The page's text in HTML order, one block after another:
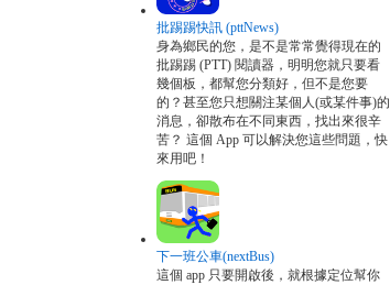
批踢踢快訊 (pttNews)
身為鄉民的您，是不是常常覺得現在的
批踢踢 (PTT) 閱讀器，明明您就只要看
幾個板，都幫您分類好，但不是您要
的？甚至您只想關注某個人(或某件事)的
消息，卻散布在不同東西，找出來很辛
苦？ 這個 App 可以解決您這些問題，快
來用吧！
下一班公車(nextBus)
這個 app 只要開啟後，就根據定位幫你